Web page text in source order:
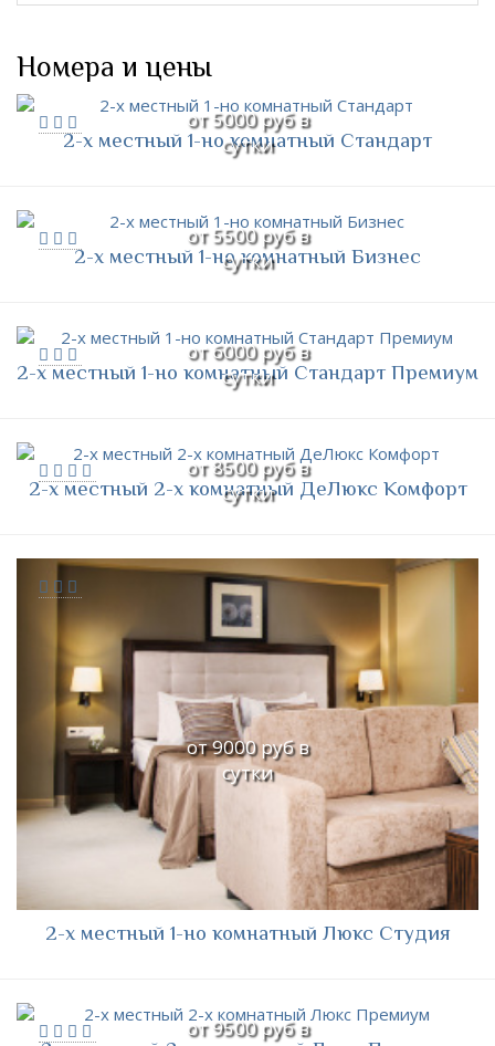
Номера и цены
от 5000 руб в
сутки
2-х местный 1-но комнатный Стандарт
от 5500 руб в
сутки
2-х местный 1-но комнатный Бизнес
от 6000 руб в
сутки
2-х местный 1-но комнатный Стандарт Премиум
от 8500 руб в
сутки
2-х местный 2-х комнатный ДеЛюкс Комфорт
от 9000 руб в
сутки
2-х местный 1-но комнатный Люкс Студия
от 9500 руб в